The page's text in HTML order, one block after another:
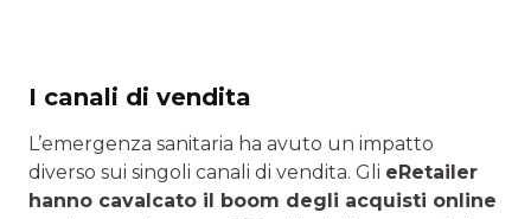
I canali di vendita
L’emergenza sanitaria ha avuto un impatto
diverso sui singoli canali di vendita. Gli eRetailer
hanno cavalcato il boom degli acquisti online